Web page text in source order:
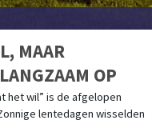
MAAR
OP
het wil” is de afgelopen
lentedagen wisselden